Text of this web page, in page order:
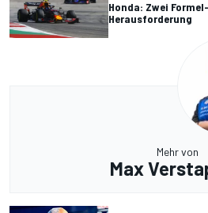
Honda: Zwei
Herausforderung
Mehr von
Max